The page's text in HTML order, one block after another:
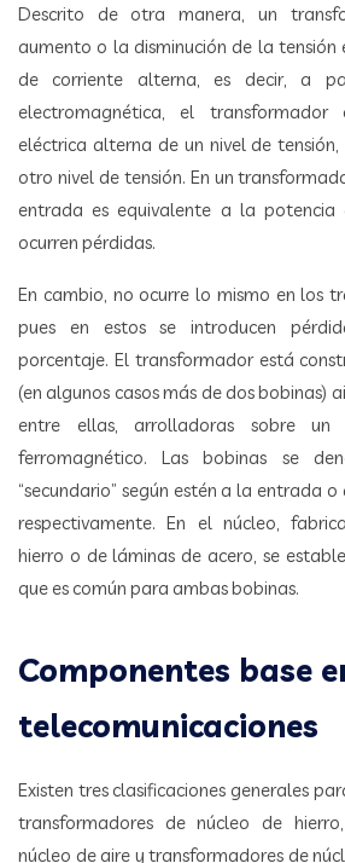
Descrito de otra manera, un
aumento o la disminución de la tensión
de corriente alterna, es decir, a
electromagnética, el transformador
eléctrica alterna de un nivel de
otro nivel de tensión. En un
entrada es equivalente a la
ocurren pérdidas.
En cambio, no ocurre lo mismo en los
pues en estos se introducen
porcentaje. El transformador está
(en algunos casos más de dos bobinas)
entre ellas, arrolladoras sobre
ferromagnético. Las bobinas se
“secundario” según estén a la entrada
respectivamente. En el núcleo,
hierro o de láminas de acero, se
que es común para ambas bobinas.
Componentes base
telecomunicaciones
Existen tres clasificaciones generales
transformadores de núcleo de
núcleo de aire y transformadores de